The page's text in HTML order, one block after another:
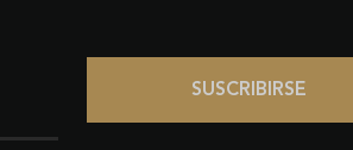
SUSCRIBIRSE